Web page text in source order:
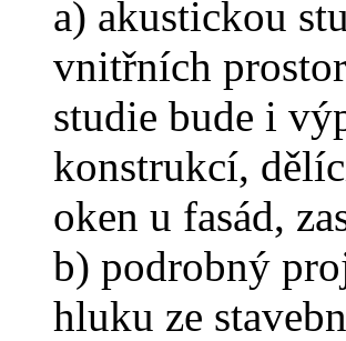
a) akustickou
vnitřních
studie bude i
konstrukcí,
oken u fasád,
b) podrobný
hluku ze